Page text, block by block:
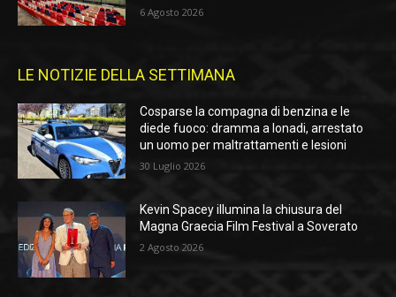
6 Agosto 2026
LE NOTIZIE DELLA SETTIMANA
Cosparse la compagna di benzina e le
diede fuoco: dramma a Ionadi, arrestato
un uomo per maltrattamenti e lesioni
30 Luglio 2026
Kevin Spacey illumina la chiusura del
Magna Graecia Film Festival a Soverato
2 Agosto 2026